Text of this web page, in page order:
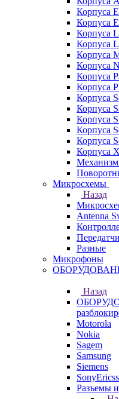
Корпуса
Корпуса
Корпуса
Корпуса
Корпуса
Корпуса
Корпуса
Корпуса
Корпуса
Корпуса
Корпуса
Корпуса
Корпуса
Корпуса
Микросхемы
Назад
Antenna
Разные
Микрофоны
Назад
Motorola
Nokia
Sagem
Samsung
Siemens
Разъемы